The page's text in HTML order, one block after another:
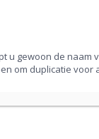
u gewoon de
om duplicatie voor